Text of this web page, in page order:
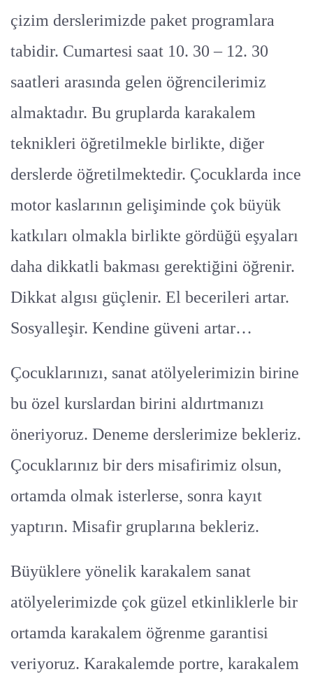
çizim derslerimizde paket programlara
tabidir. Cumartesi saat 10. 30 – 12. 30
saatleri arasında gelen öğrencilerimiz
almaktadır. Bu gruplarda karakalem
teknikleri öğretilmekle birlikte, diğer
derslerde öğretilmektedir. Çocuklarda ince
motor kaslarının gelişiminde çok büyük
katkıları olmakla birlikte gördüğü eşyaları
daha dikkatli bakması gerektiğini öğrenir.
Dikkat algısı güçlenir. El becerileri artar.
Sosyalleşir. Kendine güveni artar…
Çocuklarınızı, sanat atölyelerimizin birine
bu özel kurslardan birini aldırtmanızı
öneriyoruz. Deneme derslerimize bekleriz.
Çocuklarınız bir ders misafirimiz olsun,
ortamda olmak isterlerse, sonra kayıt
yaptırın. Misafir gruplarına bekleriz.
Büyüklere yönelik karakalem sanat
atölyelerimizde çok güzel etkinliklerle bir
ortamda karakalem öğrenme garantisi
veriyoruz. Karakalemde portre, karakalem